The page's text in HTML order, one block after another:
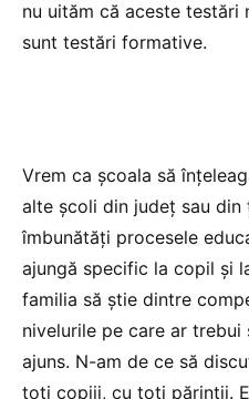
nu uităm că aceste testări
sunt testări formative.
Vrem ca școala să
alte școli din județ sau din
îmbunătăți procesele
ajungă specific la copil și
familia să știe dintre
nivelurile pe care ar
ajuns. N-am de ce să
toți copiii, cu toți părinții.